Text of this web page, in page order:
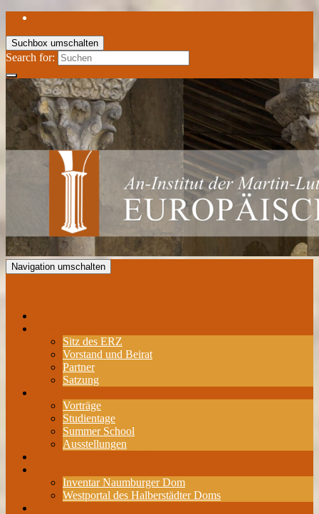
Suchbox umschalten
Search for:
Navigation umschalten
Sitz des ERZ
Vorstand und Beirat
Partner
Satzung
Vorträge
Studientage
Summer School
Ausstellungen
Inventar Naumburger Dom
Westportal des Halberstädter Doms